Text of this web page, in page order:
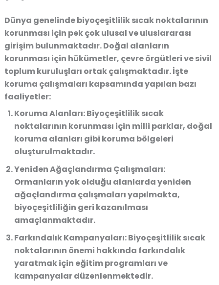
Dünya genelinde biyoçeşitlilik sıcak noktalarının
korunması için pek çok ulusal ve uluslararası
girişim bulunmaktadır. Doğal alanların
korunması için hükümetler, çevre örgütleri ve sivil
toplum kuruluşları ortak çalışmaktadır. İşte
koruma çalışmaları kapsamında yapılan bazı
faaliyetler:
Koruma Alanları: Biyoçeşitlilik sıcak
noktalarının korunması için milli parklar, doğal
koruma alanları gibi koruma bölgeleri
oluşturulmaktadır.
Yeniden Ağaçlandırma Çalışmaları:
Ormanların yok olduğu alanlarda yeniden
ağaçlandırma çalışmaları yapılmakta,
biyoçeşitliliğin geri kazanılması
amaçlanmaktadır.
Farkındalık Kampanyaları: Biyoçeşitlilik sıcak
noktalarının önemi hakkında farkındalık
yaratmak için eğitim programları ve
kampanyalar düzenlenmektedir.